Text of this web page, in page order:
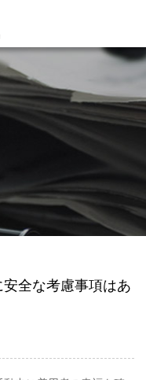
全な考慮事項はあ